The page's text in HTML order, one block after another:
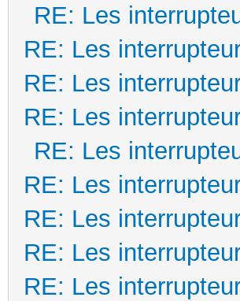
RE: Les
RE: Les
RE: Les
RE: Les
RE: Les
RE: Les
RE: Les
RE: Les
RE: Les